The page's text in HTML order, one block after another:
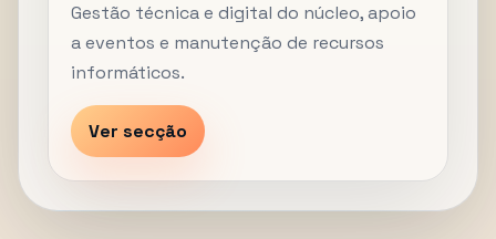
Gestão técnica e digital do núcleo, apoio
a eventos e manutenção de recursos
informáticos.
Ver secção